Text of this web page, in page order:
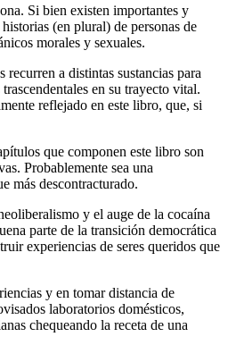
Si bien existen importantes y
(en plural) de personas de
morales y sexuales.
a distintas sustancias para
en su trayecto vital.
reflejado en este libro, que, si
que componen este libro son
Probablemente sea una
más descontracturado.
y el auge de la cocaína
parte de la transición democrática
experiencias de seres queridos que
y en tomar distancia de
laboratorios domésticos,
chequeando la receta de una